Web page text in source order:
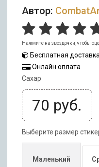
Автор:
Нажмите на звездочки, чтобы
Бесплатная
Онлайн оплата
Сахар
70 руб.
Выберите размер
Маленький